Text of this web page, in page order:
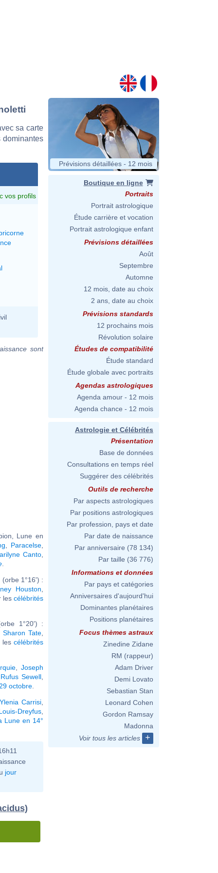
sa carte
vos profils
sont
Lune en
Paracelse
Canto
1°16') :
Houston
les célébrités
1°20') :
Sharon Tate
lescélébrités
,Joseph
Rufus Sewell
octobre
Ylenia Carrisi
Dreyfus
Lune en 14°
jour
Prévisions détaillées - 12 mois
Boutique en ligne
Portraits
Portrait astrologique
Étude carrière et vocation
Portrait astrologique enfant
Prévisions détaillées
Août
Septembre
Automne
12 mois, date au choix
2 ans, date au choix
Prévisions standards
12 prochains mois
Révolution solaire
Études de compatibilité
Étude standard
Étude globale avec portraits
Agendas astrologiques
Agenda amour - 12 mois
Agenda chance - 12 mois
Astrologie et Célébrités
Présentation
Base de données
Consultations en temps réel
Suggérer des célébrités
Outils de recherche
Par aspects astrologiques
Par positions astrologiques
Par profession, pays et date
Par date de naissance
Par anniversaire (78 134)
Par taille (36 776)
Informations et données
Par pays et catégories
Anniversaires d'aujourd'hui
Dominantes planétaires
Positions planétaires
Focus thèmes astraux
Zinedine Zidane
RM (rappeur)
Adam Driver
Demi Lovato
Sebastian Stan
Leonard Cohen
Gordon Ramsay
Madonna
Voir tous les articles
+